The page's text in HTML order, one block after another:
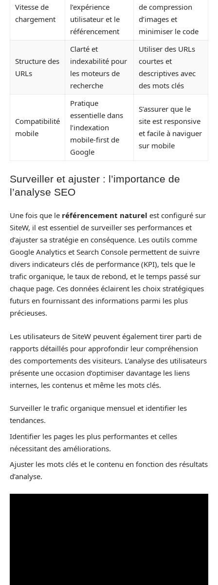
Vitesse de
chargement
l’expérience
utilisateur et le
référencement
de compression
d’images et
minimiser le code
Structure des
URLs
Clarté et
indexabilité pour
les moteurs de
recherche
Utiliser des URLs
courtes et
descriptives avec
des mots clés
Compatibilité
mobile
Pratique
essentielle dans
l’indexation
mobile-first de
Google
S’assurer que le
site est responsive
et facile à naviguer
sur mobile
Surveiller et ajuster : l’importance de
l’analyse SEO
Une fois que le référencement naturel est configuré sur
SiteW, il est essentiel de surveiller ses performances et
d’ajuster sa stratégie en conséquence. Les outils comme
Google Analytics et Search Console permettent de suivre
divers indicateurs clés de performance (KPI), tels que le
trafic organique, le taux de rebond, et le temps passé sur
chaque page. Ces données éclairent les choix stratégiques
futurs en fournissant des informations parmi les plus
précieuses.
Les utilisateurs de SiteW peuvent également tirer parti de
rapports détaillés pour approfondir leur compréhension
des comportements des visiteurs. L’analyse des utilisateurs
présente une occasion d’optimiser davantage les liens
internes, les contenus et même les mots clés.
Surveiller le trafic organique mensuel et identifier les
tendances.
Identifier les pages les plus performantes et celles
nécessitant des améliorations.
Ajuster les mots clés et le contenu en fonction des résultats
d’analyse.